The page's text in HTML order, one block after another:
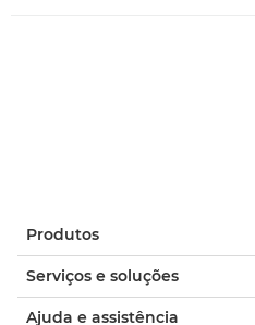
Produtos
Serviços e soluções
Ajuda e assistência